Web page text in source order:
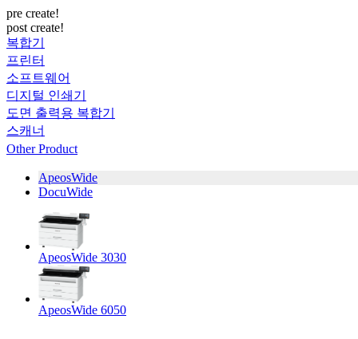
pre create!
post create!
복합기
프린터
소프트웨어
디지털 인쇄기
도면 출력용 복합기
스캐너
Other Product
ApeosWide
DocuWide
ApeosWide 3030
ApeosWide 6050